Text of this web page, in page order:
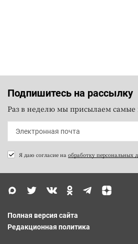
Подпишитесь на рассылку
Раз в неделю мы присылаем самые
Я даю согласие на обработку персональных
Полная версия сайта
Редакционная политика